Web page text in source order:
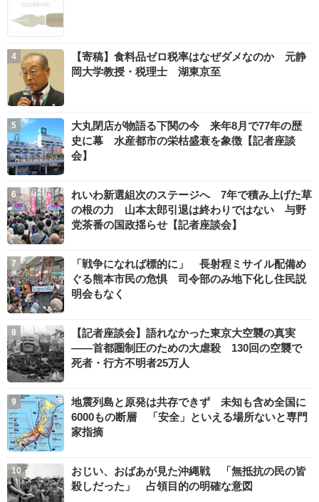
【寄稿】食料品ゼロ税率はなぜダメなのか 元静
岡大学教授・税理士 湖東京至
大丸閉店が物語る下関の今 来年8月で77年の歴
史に幕 水産都市の栄枯盛衰を象徴【記者座談
会】
れいわ新選組次のステージへ 7年で積み上げた草
の根の力 山本太郎引退は終わりではない 与野
党茶番の国政揺らせ【記者座談会】
「戦争になれば標的に」 長射程ミサイル配備め
ぐる熊本市民の危惧 司令部のみ地下化し住民説
明会もなく
【記者座談会】語れなかった東京大空襲の真実
――首都圏制圧のための大虐殺 130回の空襲で
死者・行方不明者25万人
地震列島と原発は共存できず 未知も含め全国に
6000もの断層 「安全」といえる場所ないと専門
家指摘
おじい、おばあが見た沖縄戦 「無抵抗の民の皆
殺しだった」 占領目的の明確な意図